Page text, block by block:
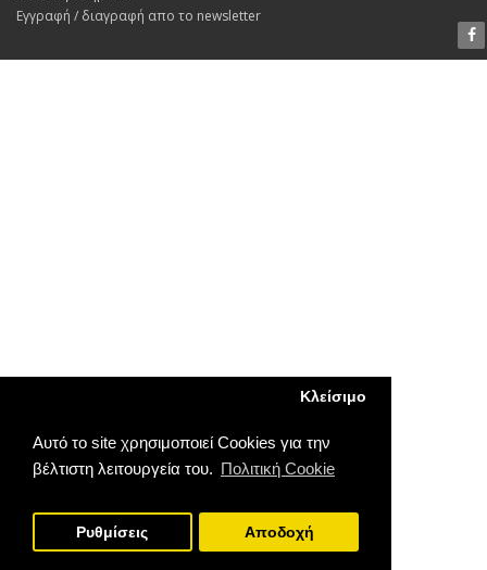
Αυτό το site χρησιμοποιεί Cookies για την
βέλτιστη λειτουργεία του. Πολιτική Cookie
Κλείσιμο
Ρυθμίσεις Αποδοχή
Εγγραφή / διαγραφή απο το newsletter